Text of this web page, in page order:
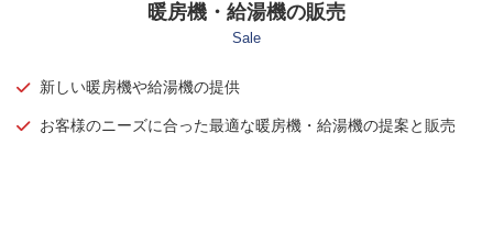
暖房機・給湯機の販売
Sale
新しい暖房機や給湯機の提供
お客様のニーズに合った最適な暖房機・給湯機の提案と販売